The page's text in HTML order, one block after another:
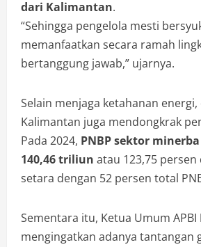
dari Kalimantan.
“Sehingga pengelola mesti
memanfaatkan secara ramah
bertanggung jawab,” ujarnya.
Selain menjaga ketahanan
Kalimantan juga mendongkrak
Pada 2024, PNBP sektor minerba
140,46 triliun atau 123,75
setara dengan 52 persen total
Sementara itu, Ketua Umum APBI
mengingatkan adanya tantangan